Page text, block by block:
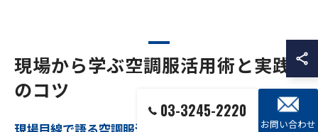
現場から学ぶ空調服活用術と実践
のコツ
現場目線で語る空調服活用の成功ポイント
03-3245-2220
お問い合わせ